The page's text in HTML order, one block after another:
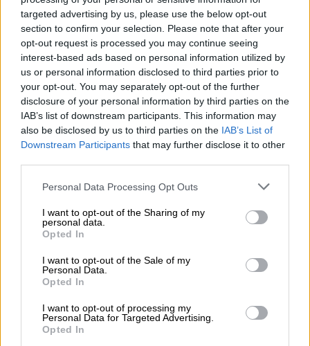
targeted advertising by us, please use the below opt-out
section to confirm your selection. Please note that after your
opt-out request is processed you may continue seeing
interest-based ads based on personal information utilized by
us or personal information disclosed to third parties prior to
your opt-out. You may separately opt-out of the further
disclosure of your personal information by third parties on the
IAB’s list of downstream participants. This information may
also be disclosed by us to third parties on the IAB’s List of
Downstream Participants that may further disclose it to other
Please note that this website/app uses one or more Google
not limited to your visit or usage behaviour. You may click to
grant or deny consent to Google and its third-party tags to
use your data for below specified purposes in below Google
consent section.
Personal Data Processing Opt Outs
I want to opt-out of the Sharing of my
personal data.
Opted In
I want to opt-out of the Sale of my
Personal Data.
Opted In
I want to opt-out of processing my
Personal Data for Targeted Advertising.
Opted In
Το ενοχλητικό περιστατικό
Σύμφωνα με δημοσίευμα της Daily Mail, ο
άντρας, που φέρεται να ονομάζεται Ντάνιελ
Ελίας Τάντρος, αναμένεται να παρουσιαστεί
ενώπιον του τοπικού δικαστηρίου του
για χρήση υπηρεσίας επικοινωνίας με σκοπό
την απειλή, την παρενόχληση ή την
προσβολή.
Οι Αρχές υποστηρίζουν πως οι καταγγελίες
σχετίζονταιμε σειρά μηνυμάτων που
φέρεται να έστειλε
τραγουδίστριαμέσω διαδικτύου, ενώ εκείνη
βρισκόταν εκτός Αυστραλία.